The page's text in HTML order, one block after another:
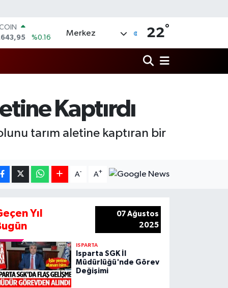
%0.16
%0
ALTIN
%0.12
Merkez 22°
Kaptırdı
tarım aletine kaptıran bir
A- A+
Yıl
07 Ağustos
2025
ISPARTA
Isparta SGK İl
Müdürlüğü'nde Görev
Değişimi